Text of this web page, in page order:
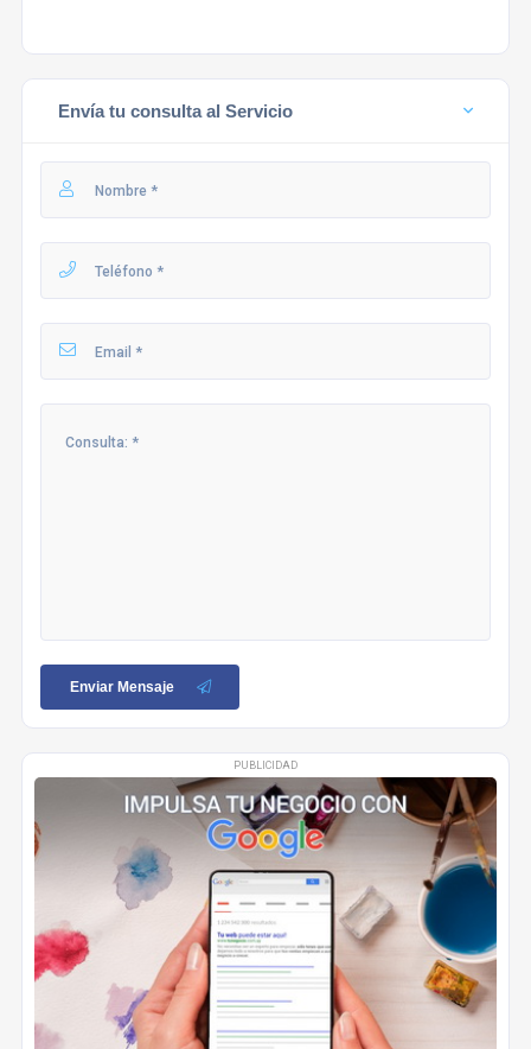
Envía tu consulta al Servicio
Enviar Mensaje
PUBLICIDAD